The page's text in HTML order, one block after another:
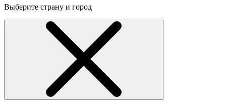
Выберите страну и город